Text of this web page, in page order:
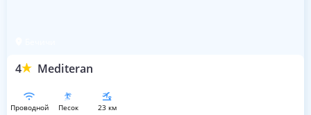
4 Mediteran
проводной песок 23 км